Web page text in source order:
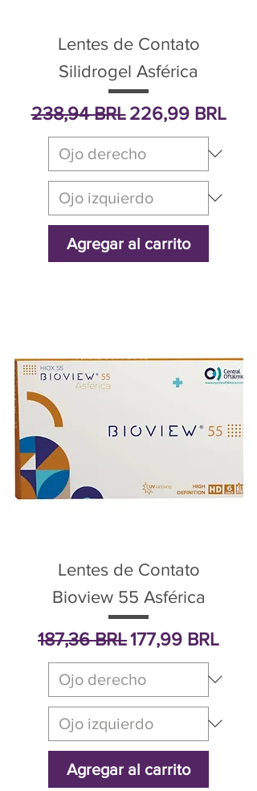
Lentes de Contato
Silidrogel Asférica
Precio
238,94 BRL Precio de oferta
226,99 BRL
Agregar al carrito
Lentes de Contato
Bioview 55 Asférica
Precio
187,36 BRLPrecio de oferta
177,99 BRL
Agregar al carrito